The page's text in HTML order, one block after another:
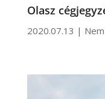
Olasz
2020.07.13 |